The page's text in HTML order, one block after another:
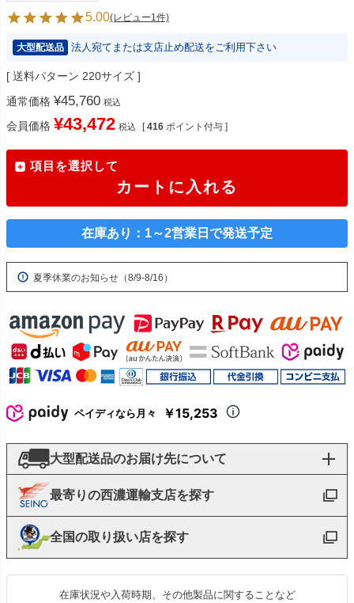
5.00(レビュー1件)
大型配送品 法人宛てまたは支店止め配送をご利用下さい
送料パターン 220サイズ
通常価格 ¥45,760 税込
会員価格 ¥43,472 税込 [ 416 ポイント付与 ]
項目を選択して
カートに入れる
在庫あり：1～2営業日で発送予定
夏季休業のお知らせ（8/9-8/16）
ペイディなら月々 ￥15,253
大型配送品のお届け先について
最寄りの西濃運輸支店を探す
全国の取り扱い店を探す
在庫状況や入荷時期、その他製品に関することなど